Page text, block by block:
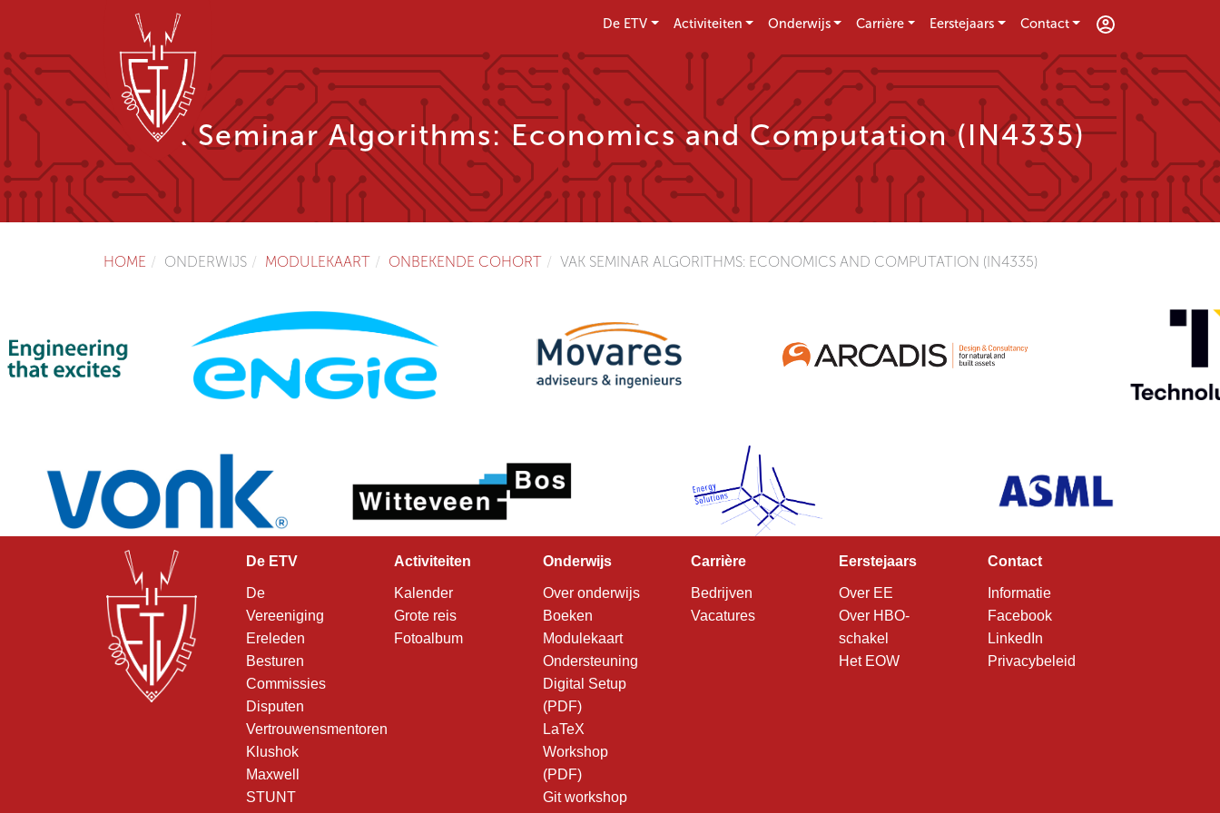
De ETV Activiteiten Onderwijs Carrière Eerstejaars Contact
Vak Seminar Algorithms: Economics and Computation (IN4335)
HOME ONDERWIJS MODULEKAART ONBEKENDE COHORT VAK SEMINAR ALGORITHMS: ECONOMICS AND COMPUTATION (IN4335)
De ETV
De
Vereeniging
Ereleden
Besturen
Commissies
Disputen
Vertrouwensmentoren
Klushok
Maxwell
STUNT
Activiteiten
Kalender
Grote reis
Fotoalbum
Onderwijs
Over onderwijs
Boeken
Modulekaart
Ondersteuning
Digital Setup
(PDF)
LaTeX
Workshop
(PDF)
Git workshop
Carrière
Bedrijven
Vacatures
Eerstejaars
Over EE
Over HBO-
schakel
Het EOW
Contact
Informatie
Facebook
LinkedIn
Privacybeleid